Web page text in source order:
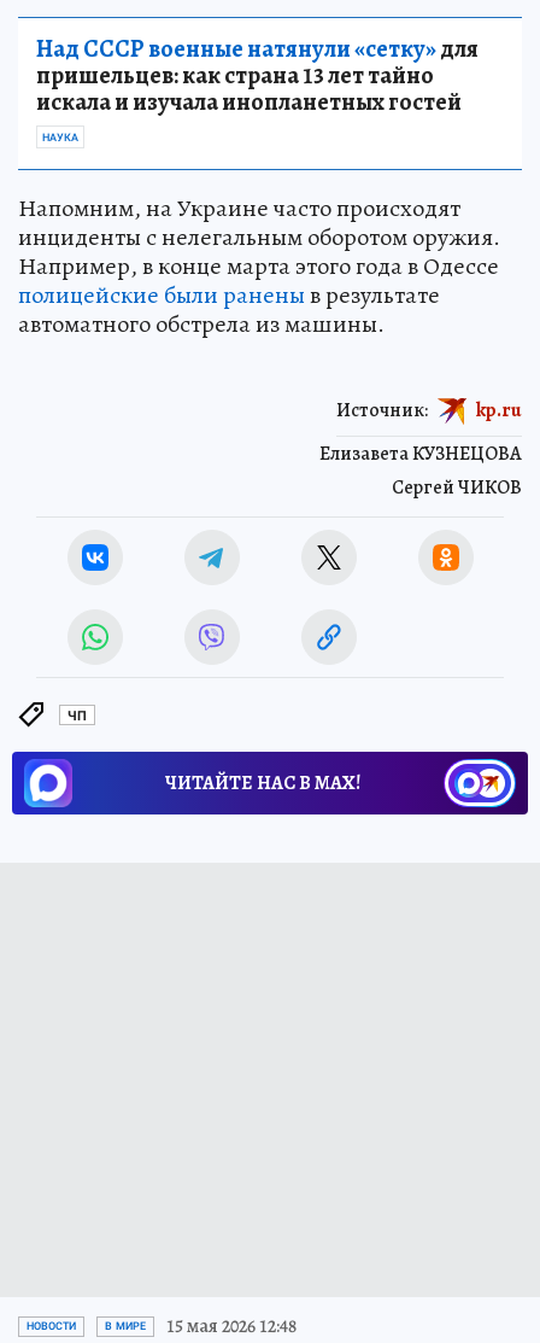
Над СССР военные натянули «сетку»для
пришельцев: как страна 13 лет тайно
искала и изучала инопланетных гостей
НАУКА
Напомним, на Украине часто происходят
инциденты с нелегальным оборотом оружия.
Например, в конце марта этого года в Одессе
полицейские были раненыв результате
автоматного обстрела из машины.
Елизавета КУЗНЕЦОВА
Сергей ЧИКОВ
Источник: kp.ru
ЧП
ЧИТАЙТЕ НАС В МАХ!
НОВОСТИ В МИРЕ 15 мая 2026 12:48